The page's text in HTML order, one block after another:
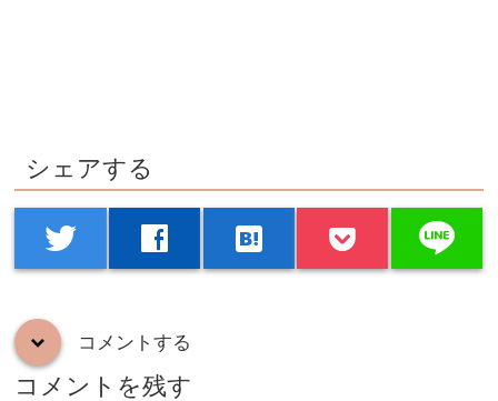
シェアする
twitter facebook hatenabookmark line
down コメントする
コメントを残す